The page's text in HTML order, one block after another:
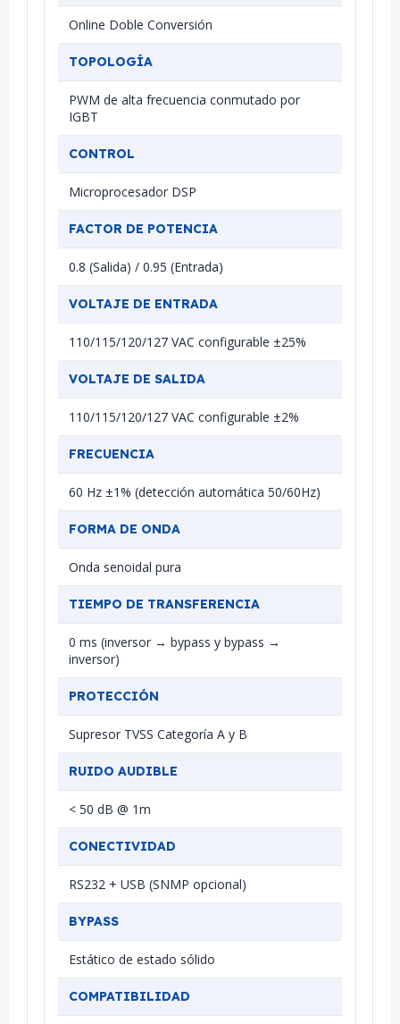
Online Doble Conversión
TOPOLOGÍA
PWM de alta frecuencia conmutado por
IGBT
CONTROL
Microprocesador DSP
FACTOR DE POTENCIA
0.8 (Salida) / 0.95 (Entrada)
VOLTAJE DE ENTRADA
110/115/120/127 VAC configurable ±25%
VOLTAJE DE SALIDA
110/115/120/127 VAC configurable ±2%
FRECUENCIA
60 Hz ±1% (detección automática 50/60Hz)
FORMA DE ONDA
Onda senoidal pura
TIEMPO DE TRANSFERENCIA
0 ms (inversor → bypass y bypass →
inversor)
PROTECCIÓN
Supresor TVSS Categoría A y B
RUIDO AUDIBLE
< 50 dB @ 1m
CONECTIVIDAD
RS232 + USB (SNMP opcional)
BYPASS
Estático de estado sólido
COMPATIBILIDAD